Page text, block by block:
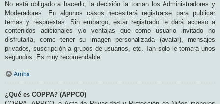
No está obligado a hacerlo, la decisión la toman los Administradores y
Moderadores. En algunos casos necesitará registrarse para publicar
temas y respuestas. Sin embargo, estar registrado le dará acceso a
contenidos adicionales y/o ventajas que como usuario invitado no
disfrutaría, como tener su imagen personalizada (avatar), mensajes
privados, suscripción a grupos de usuarios, etc. Tan solo le tomará unos
segundos. Es muy recomendable.
Arriba
¿Qué es COPPA? (APPCO)